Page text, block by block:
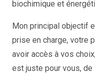
biochimique et
Mon principal objectif
prise en charge, votre
avoir accès à vos
est juste pour vous,